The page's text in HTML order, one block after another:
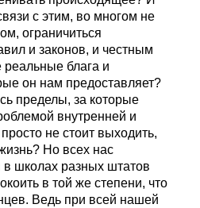
с этим, во многом не
ограничиться
и законов, и честным
реальные блага и
он нам предоставляет?
пределы, за которые
внутренней и
не стоит выходить,
Но всех нас
в школах разных штатов
в той же степени, что
Ведь при всей нашей